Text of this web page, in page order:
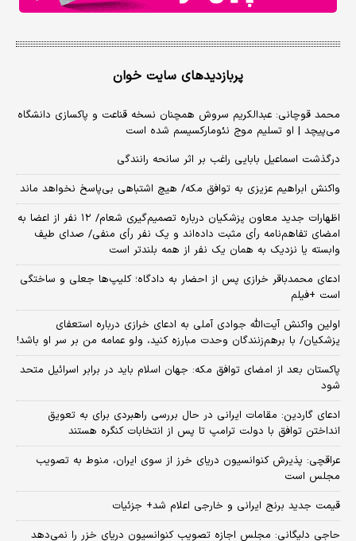
پربازدیدهای سایت خوان
محمد قوچانی: عبدالکریم سروش همچنان نسخه قناعت و پاکسازی دانشگاه
می‌پیچد | او تسلیم موج نئومارکسیسم شده است
درگذشت اسماعیل بابایی راغب بر اثر سانحه رانندگی
واکنش ابراهیم عزیزی به توافق مکه/ هیچ اشتباهی بی‌پاسخ نخواهد ماند
اظهارات جدید معاون پزشکیان درباره تصمیم‌گیری شعام/ ۱۲ نفر از اعضا به
امضای تفاهم‌نامه رأی مثبت داده‌اند و یک نفر رأی منفی/ صدای طیف
وابسته یا نزدیک به همان یک نفر از همه بلندتر است
ادعای محمدباقر خرازی پس از احضار به دادگاه؛ کلیپ‌ها جعلی و ساختگی
است +فیلم
اولین واکنش آیت‌الله جوادی آملی به ادعای خرازی درباره استعفای
پزشکیان/ با برهم‌زنندگان وحدت مبارزه کنید، ولو عمامه من بر سر او باشد!
پاکستان بعد از امضای توافق مکه: جهان اسلام باید در برابر اسرائیل متحد
شود
ادعای گاردین: مقامات ایرانی در حال بررسی راهبردی برای به تعویق
انداختن توافق با دولت ترامپ تا پس از انتخابات کنگره هستند
عراقچی: پذیرش کنوانسیون دریای خرز از سوی ایران، منوط به تصویب
مجلس است
قیمت جدید برنج ایرانی و خارجی اعلام شد+ جزئیات
حاجی دلیگانی: مجلس اجازه تصویب کنوانسیون دریای خزر را نمی‌دهد